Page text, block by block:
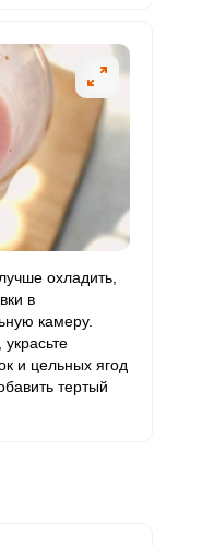
охладить,
в
камеру.
и цельных ягод
тертый